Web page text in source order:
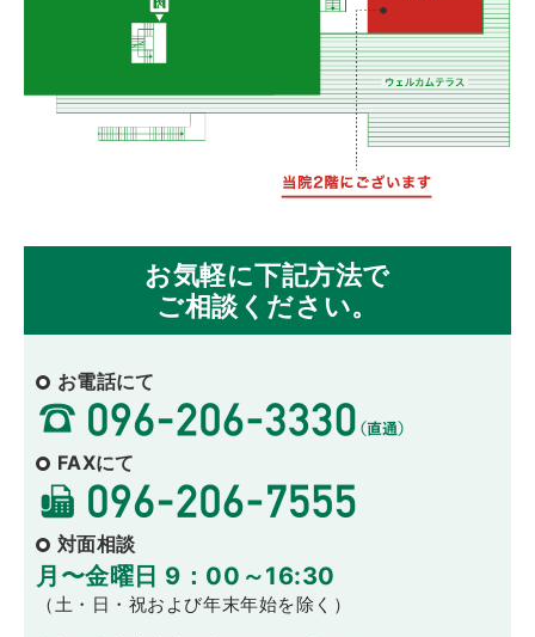
お気軽に下記方法で
ご相談ください。
お電話にて
FAXにて
対面相談
月〜金曜日 9：00～16:30
（土・日・祝および年末年始を除く）